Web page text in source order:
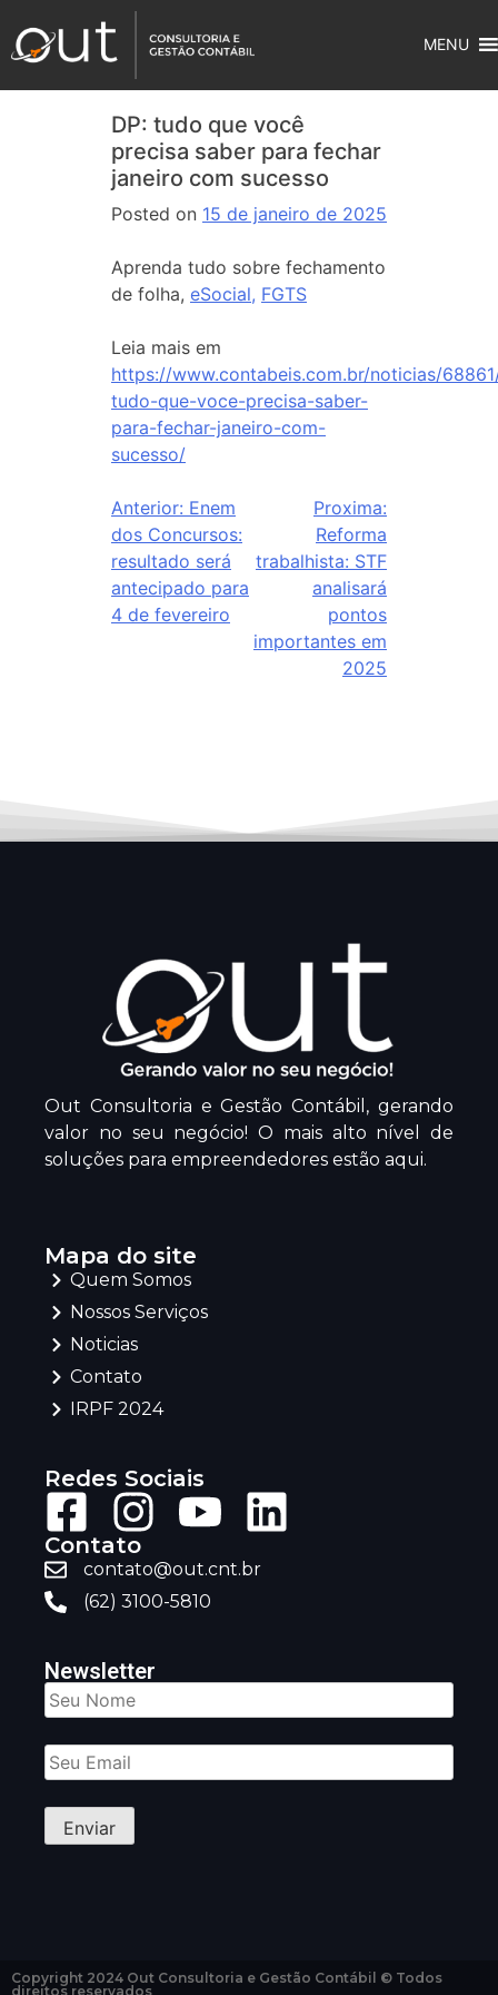
MENU
DP: tudo que você
precisa saber para fechar
janeiro com sucesso
Posted on 15 de janeiro de 2025
Aprenda tudo sobre fechamento
de folha, eSocial, FGTS
Leia mais em
https://www.contabeis.com.br/noticias/
tudo-que-voce-precisa-saber-
para-fechar-janeiro-com-
sucesso/
Anterior: Enem
dos Concursos:
resultado será
antecipado para
4 de fevereiro
Proxima:
Reforma
trabalhista: STF
analisará
pontos
importantes em
2025
Out Consultoria e Gestão Contábil, gerando
valor no seu negócio! O mais alto nível de
soluções para empreendedores estão aqui.
Mapa do site
Quem Somos
Nossos Serviços
Noticias
Contato
IRPF 2024
Redes Sociais
Contato
contato@out.cnt.br
(62) 3100-5810
Newsletter
Copyright 2024 Out Consultoria e Gestão Contábil © Todos
direitos reservados